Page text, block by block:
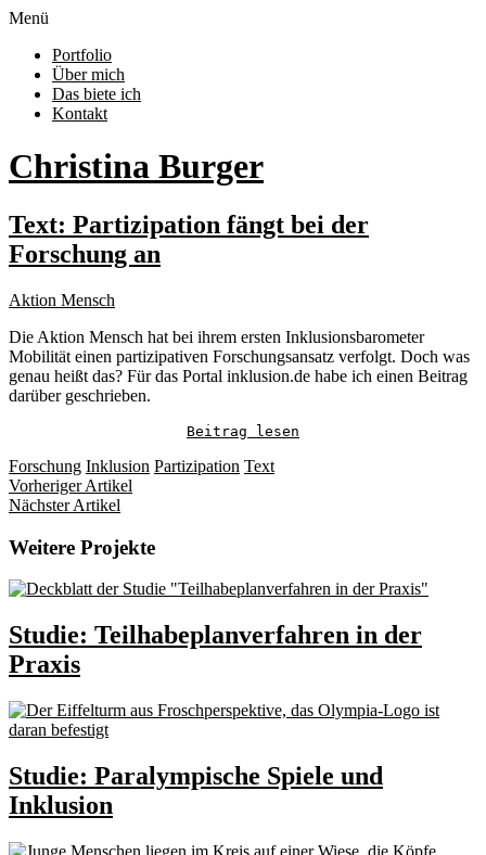
Menü
Portfolio
Über mich
Das biete ich
Kontakt
Christina Burger
Text: Partizipation fängt bei der
Forschung an
Aktion Mensch
Die Aktion Mensch hat bei ihrem ersten Inklusionsbarometer
Mobilität einen partizipativen Forschungsansatz verfolgt. Doch was
genau heißt das? Für das Portal inklusion.de habe ich einen Beitrag
darüber geschrieben.
Beitrag lesen
Forschung Inklusion Partizipation Text
Vorheriger Artikel
Nächster Artikel
Weitere Projekte
Studie: Teilhabeplanverfahren in der
Praxis
Studie: Paralympische Spiele und
Inklusion